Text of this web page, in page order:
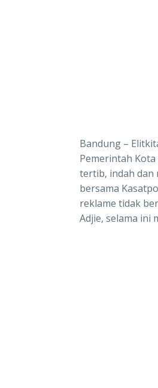
Bandung –
Pemerintah
tertib, indah dan
bersama
reklame tidak
Adjie, selama ini